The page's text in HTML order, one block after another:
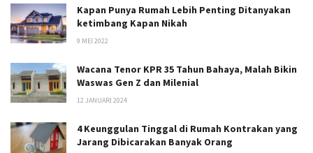
Kapan Punya Rumah Lebih Penting Ditanyakan
ketimbang Kapan Nikah
9 MEI 2022
Wacana Tenor KPR 35 Tahun Bahaya, Malah Bikin
Waswas Gen Z dan Milenial
12 JANUARI 2024
4 Keunggulan Tinggal di Rumah Kontrakan yang
Jarang Dibicarakan Banyak Orang